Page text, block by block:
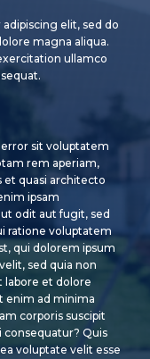
elit, sed do
magna aliqua.
ullamco
sit voluptatem
rem aperiam,
et quasi architecto
ipsam
odit aut fugit, sed
ratione voluptatem
qui dolorem ipsum
sed quia non
labore et dolore
enim ad minima
corporis suscipit
consequatur? Quis
voluptate velit esse